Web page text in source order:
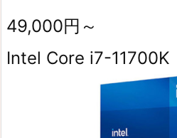
49,000円～
Intel Core i7-11700K